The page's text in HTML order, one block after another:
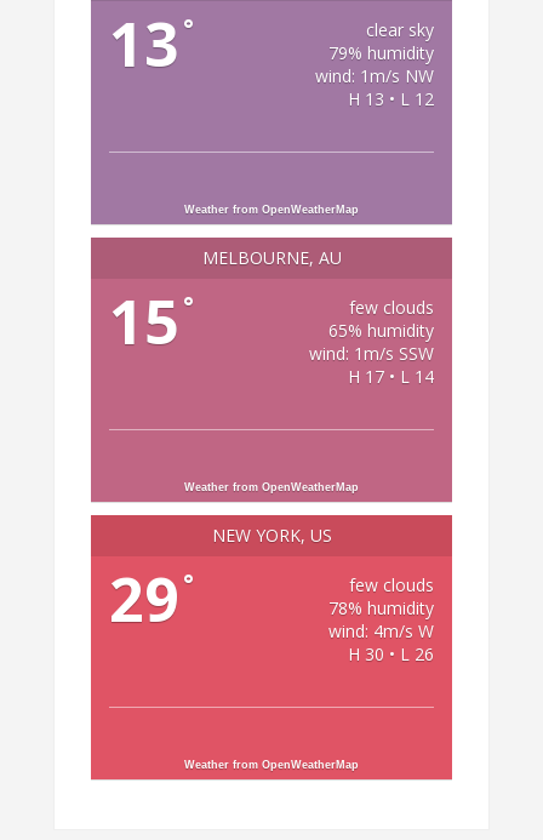
13 °
clear sky
79% humidity
wind: 1m/s NW
H 13 • L 12
Weather from OpenWeatherMap
MELBOURNE, AU
15 °
few clouds
65% humidity
wind: 1m/s SSW
H 17 • L 14
Weather from OpenWeatherMap
NEW YORK, US
29 °
few clouds
78% humidity
wind: 4m/s W
H 30 • L 26
Weather from OpenWeatherMap